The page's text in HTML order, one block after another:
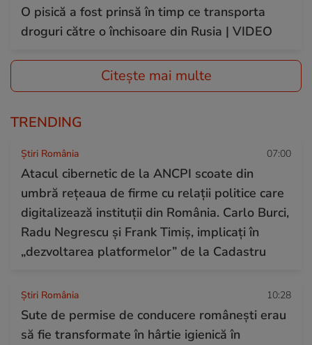
O pisică a fost prinsă în timp ce transporta
droguri către o închisoare din Rusia | VIDEO
Citește mai multe
TRENDING
Știri România 07:00
Atacul cibernetic de la ANCPI scoate din
umbră rețeaua de firme cu relații politice care
digitalizează instituții din România. Carlo Burci,
Radu Negrescu și Frank Timiș, implicați în
„dezvoltarea platformelor” de la Cadastru
Știri România 10:28
Sute de permise de conducere românești erau
să fie transformate în hârtie igienică în